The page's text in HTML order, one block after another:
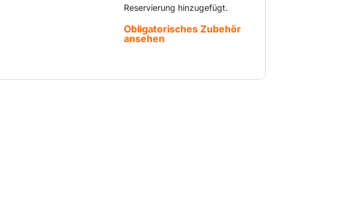
Reservierung hinzugefügt.
Obligatorisches Zubehör
ansehen